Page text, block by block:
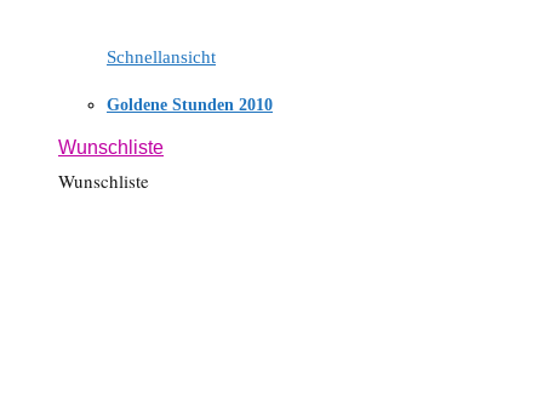
Schnellansicht
Goldene Stunden 2010
Wunschliste
Wunschliste